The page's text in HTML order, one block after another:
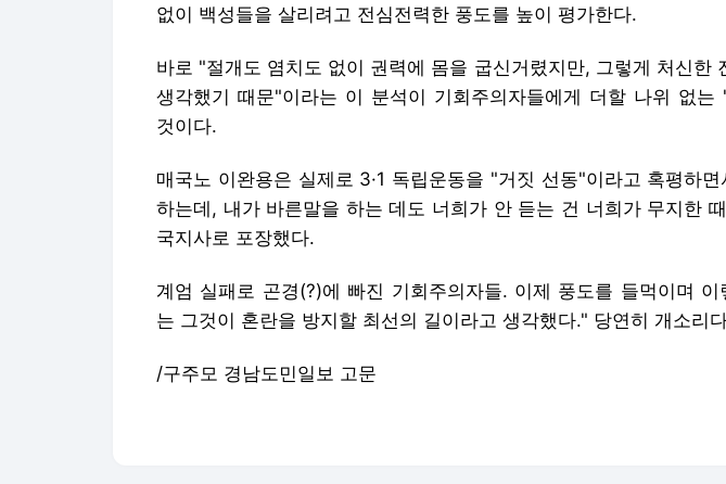
없이 백성들을 살리려고 전심전력한 풍도를 높이 평가한다.
바로 "절개도 염치도 없이 권력에 몸을 굽신거렸지만, 그렇게 처신한
생각했기 때문"이라는 이 분석이 기회주의자들에게 더할 나위 없는
것이다.
매국노 이완용은 실제로 3·1 독립운동을 "거짓 선동"이라고 혹평하
하는데, 내가 바른말을 하는 데도 너희가 안 듣는 건 너희가 무지한
국지사로 포장했다.
계엄 실패로 곤경(?)에 빠진 기회주의자들. 이제 풍도를 들먹이며 이
는 그것이 혼란을 방지할 최선의 길이라고 생각했다." 당연히 개소리
/구주모 경남도민일보 고문